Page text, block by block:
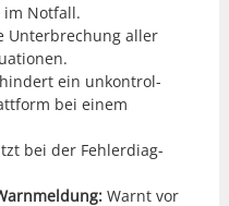
im Not­fall.
Unter­brechung aller
ein unkon­trol­
bei einem
bei der Fehler­diag­
Warnt vor